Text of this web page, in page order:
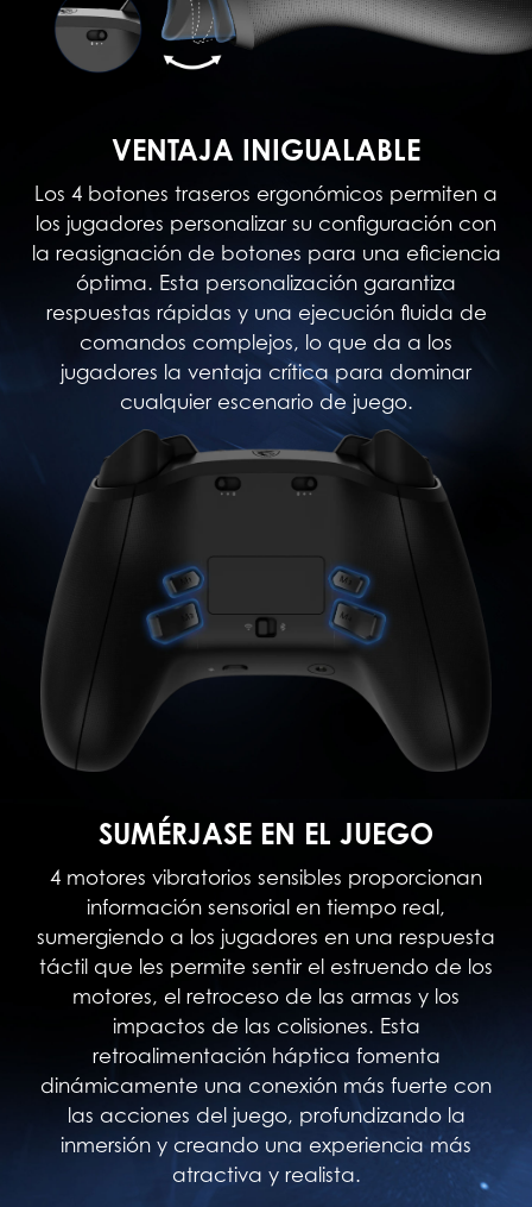
VENTAJA INIGUALABLE
Los 4 botones traseros ergonómicos permiten a
los jugadores personalizar su configuración con
la reasignación de botones para una eficiencia
óptima. Esta personalización garantiza
respuestas rápidas y una ejecución fluida de
comandos complejos, lo que da a los
jugadores la ventaja crítica para dominar
cualquier escenario de juego.
SUMÉRJASE EN EL JUEGO
4 motores vibratorios sensibles proporcionan
información sensorial en tiempo real,
sumergiendo a los jugadores en una respuesta
táctil que les permite sentir el estruendo de los
motores, el retroceso de las armas y los
impactos de las colisiones. Esta
retroalimentación háptica fomenta
dinámicamente una conexión más fuerte con
las acciones del juego, profundizando la
inmersión y creando una experiencia más
atractiva y realista.